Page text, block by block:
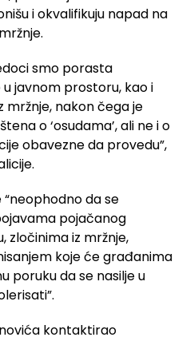
i okvalifikuju napad na
smo porasta
javnom prostoru, kao i
mržnje, nakon čega je
o ‘osudama’, ali ne i o
obavezne da provedu”,
“neophodno da se
pojačanog
zločinima iz mržnje,
koje će građanima
poruku da se nasilje u
kontaktirao